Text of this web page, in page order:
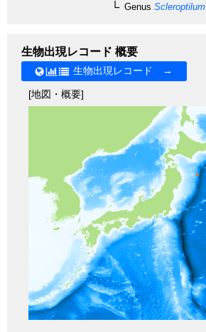
Genus Scleroptilum
生物出現レコード 概要
生物出現レコード →
[地図・概要]